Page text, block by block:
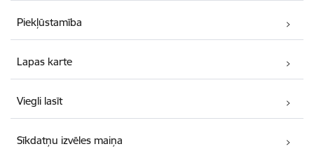
Piekļūstamība
Lapas karte
Viegli lasīt
Sīkdatņu izvēles maiņa